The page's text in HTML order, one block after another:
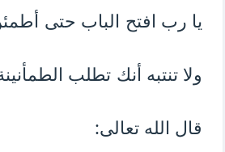
يا رب افتح الباب حتى
ولا تنتبه أنك تطلب
قال الله تعالى: